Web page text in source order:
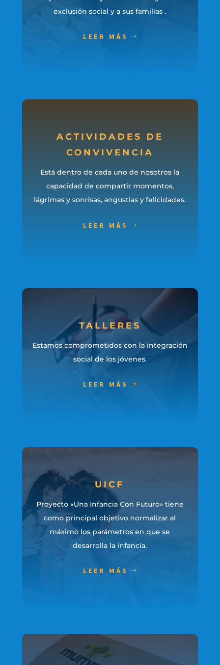
exclusión social y a sus familias .
LEER MÁS
ACTIVIDADES DE
CONVIVENCIA
Está dentro de cada uno de nosotros la
capacidad de compartir momentos,
lágrimas y sonrisas, angustias y felicidades.
LEER MÁS
TALLERES
Estamos comprometidos con la integración
social de los jóvenes.
LEER MÁS
UICF
Proyecto «Una Infancia Con Futuro» tiene
como principal objetivo normalizar al
máximo los parámetros en que se
desarrolla la infancia.
LEER MÁS